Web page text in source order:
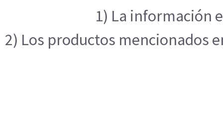
1) La información
2) Los productos mencionados